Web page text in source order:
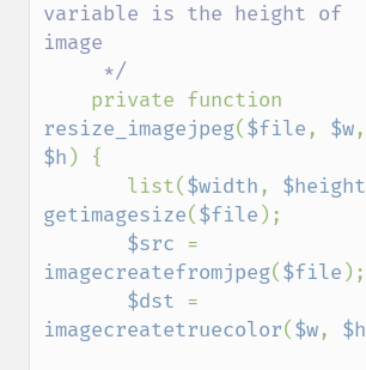
variable is the height of
image
resize_imagejpeg($file , $w
$h ) {
       list(
$width , $height
getimagesize($file );
$src
imagecreatefromjpeg($file );
$dst
imagecreatetruecolor($w, $h